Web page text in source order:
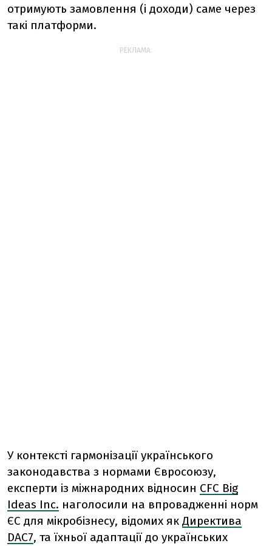
отримують замовлення (і доходи) саме через
такі платформи.
РЕКЛАМА:
У контексті гармонізації українського
законодавства з нормами Євросоюзу,
експерти із міжнародних відносин CFC Big
Ideas Inc. наголосили на впровадженні норм
ЄС для мікробізнесу, відомих як Директива
DAC7, та їхньої адаптації до українських